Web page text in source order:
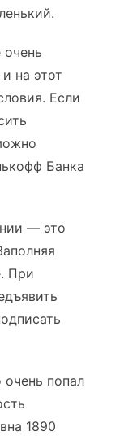
на этот
Если
Банка
— это
При
очень попал
1890